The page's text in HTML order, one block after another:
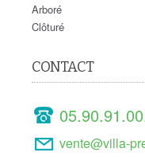
Arboré
Clôturé
CONTACT
vente@villa-